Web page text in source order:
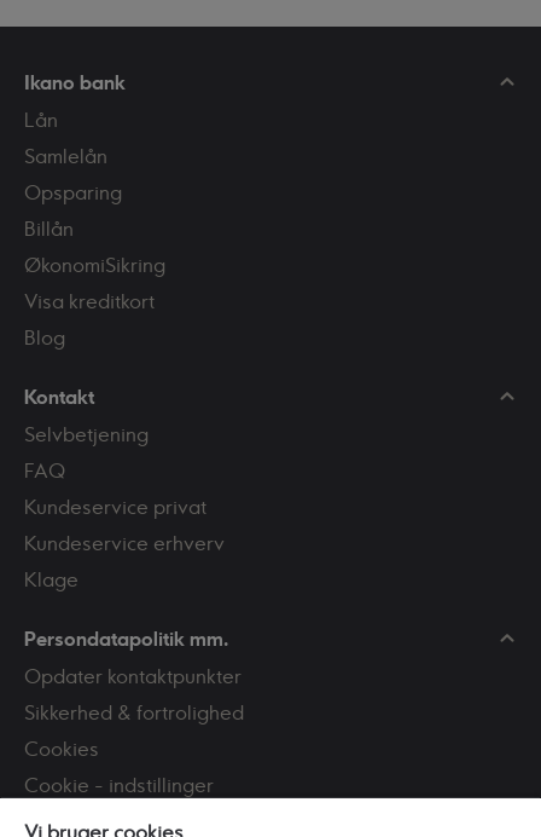
Ikano bank
Lån
Samlelån
Opsparing
Billån
ØkonomiSikring
Visa kreditkort
Blog
Kontakt
Selvbetjening
FAQ
Kundeservice privat
Kundeservice erhverv
Klage
Persondatapolitik mm.
Opdater kontaktpunkter
Sikkerhed & fortrolighed
Cookies
Cookie - indstillinger
Tilgængelighed
Vi bruger cookies